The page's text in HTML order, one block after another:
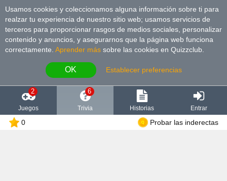
Usamos cookies y coleccionamos alguna información sobre ti para
realzar tu experiencia de nuestro sitio web; usamos servicios de
terceros para proporcionar rasgos de medios sociales, personalizar
contenido y anuncios, y asegurarnos que la página web funciona
correctamente. Aprender más sobre las cookies en Quizzclub.
OK Establecer preferencias
2
Juegos
6
Trivia Historias Entrar
0 Probar las inderectas